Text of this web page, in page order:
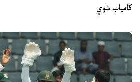
کامیاب شوې